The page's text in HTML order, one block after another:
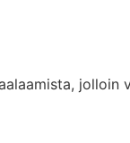
jolloin